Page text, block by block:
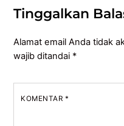
Tinggalkan
Alamat email Anda tidak
wajib ditandai *
KOMENTAR *